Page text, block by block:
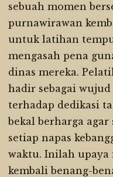
sebuah momen
purnawirawan
untuk latihan
mengasah pena
dinas mereka.
hadir sebagai
terhadap dedikasi
bekal berharga
setiap napas
waktu. Inilah
kembali benang-